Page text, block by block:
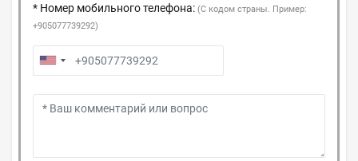
* Номер мобильного телефона: (С кодом страны. Пример:
+905077739292)